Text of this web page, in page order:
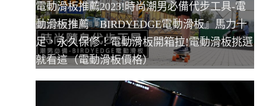
電動滑板推薦2023!時尚潮男必備代步工具-電
動滑板推薦『BIRDYEDGE電動滑板』馬力十
足，永久保修！電動滑板開箱拉!電動滑板挑選
就看這（電動滑板價格）